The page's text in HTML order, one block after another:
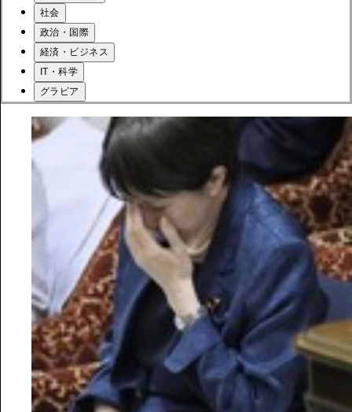
社会
政治・国際
経済・ビジネス
IT・科学
グラビア